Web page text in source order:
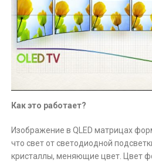
Как это работает?
Изображение в QLED матрицах
что свет от светодиодной
кристаллы, меняющие цвет. Цвет